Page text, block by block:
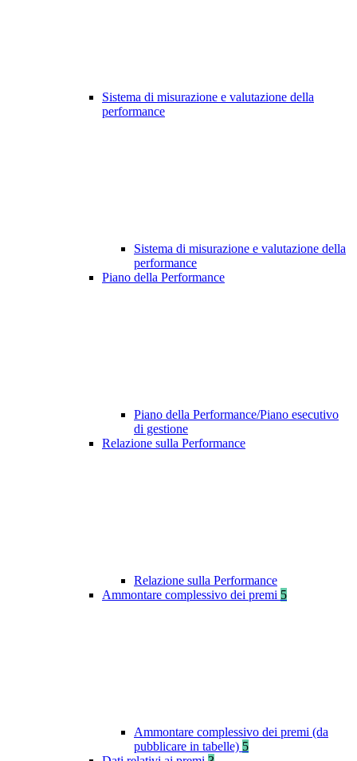
Sistema di misurazione e valutazione della
performance
Sistema di misurazione e valutazione della
performance
Piano della Performance
Piano della Performance/Piano esecutivo
di gestione
Relazione sulla Performance
Relazione sulla Performance
Ammontare complessivo dei premi 5
Ammontare complessivo dei premi (da
pubblicare in tabelle) 5